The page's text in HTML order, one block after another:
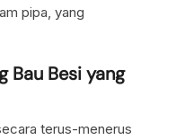
pipa, yang
Bau Besi yang
terus-menerus